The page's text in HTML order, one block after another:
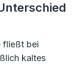
fließt bei
kaltes